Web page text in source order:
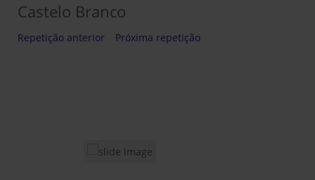
Castelo Branco
Repetição anterior Próxima repetição